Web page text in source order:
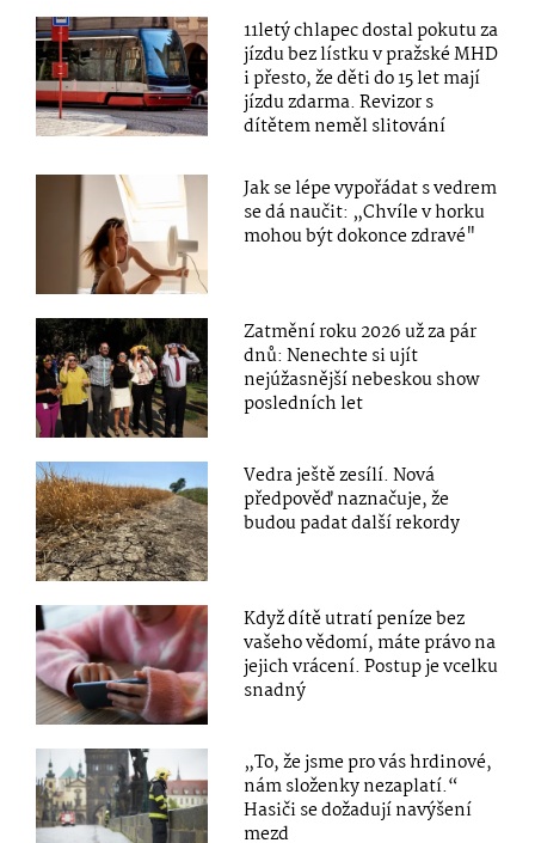
11letý chlapec dostal pokutu za
jízdu bez lístku v pražské MHD
i přesto, že děti do 15 let mají
jízdu zdarma. Revizor s
dítětem neměl slitování
Jak se lépe vypořádat s vedrem
se dá naučit: „Chvíle v horku
mohou být dokonce zdravé"
Zatmění roku 2026 už za pár
dnů: Nenechte si ujít
nejúžasnější nebeskou show
posledních let
Vedra ještě zesílí. Nová
předpověď naznačuje, že
budou padat další rekordy
Když dítě utratí peníze bez
vašeho vědomí, máte právo na
jejich vrácení. Postup je vcelku
snadný
„To, že jsme pro vás hrdinové,
nám složenky nezaplatí.“
Hasiči se dožadují navýšení
mezd